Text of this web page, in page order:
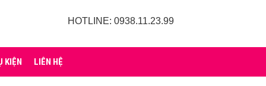
HOTLINE: 0938.11.23.99
KIỆN LIÊN HỆ